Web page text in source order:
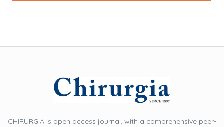
CHIRURGIA is open access journal, with a comprehensive peer-